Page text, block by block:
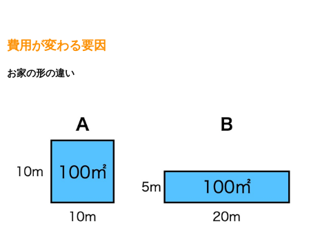
費用が変わる要因
お家の形の違い